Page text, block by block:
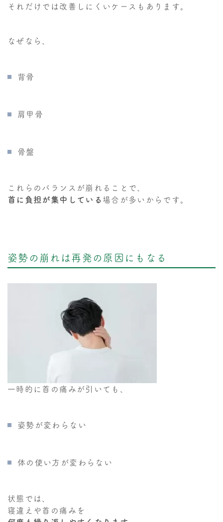
それだけでは改善しにくいケースもあります。
なぜなら、
背骨
肩甲骨
骨盤
これらのバランスが崩れることで、
首に負担が集中している場合が多いからです。
姿勢の崩れは再発の原因にもなる
一時的に首の痛みが引いても、
姿勢が変わらない
体の使い方が変わらない
状態では、
寝違えや首の痛みを